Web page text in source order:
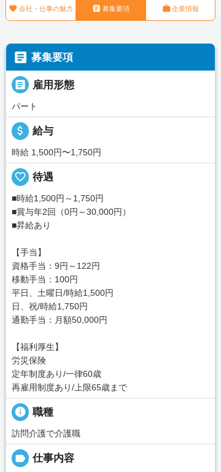
 会社・仕事の魅力  募集要項 企業情報
 募集要項
 雇用形態
パート
attach_money 給与
時給 1,500円〜1,750円
favorite_border 待遇
■時給1,500円～1,750円
■賞与年2回（0円～30,000円）
■昇給あり
【手当】
資格手当：9円～122円
移動手当：100円
平日、土曜日/時給1,500円
日、祝/時給1,750円
通勤手当：月額50,000円
【福利厚生】
労災保険
定年制度あり/一律60歳
再雇用制度あり/上限65歳まで
info 職種
訪問介護で介護職
label 仕事内容